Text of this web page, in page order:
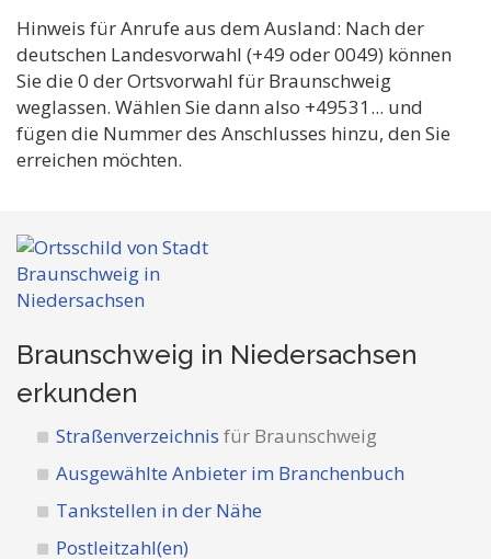
Hinweis für Anrufe aus dem Ausland: Nach der
deutschen Landesvorwahl (+49 oder 0049) können
Sie die 0 der Ortsvorwahl für Braunschweig
weglassen. Wählen Sie dann also +49531... und
fügen die Nummer des Anschlusses hinzu, den Sie
erreichen möchten.
Braunschweig in Niedersachsen
erkunden
Straßenverzeichnis für Braunschweig
Ausgewählte Anbieter im Branchenbuch
Tankstellen in der Nähe
Postleitzahl(en)